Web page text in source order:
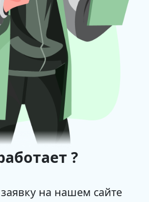
?
на нашем сайте